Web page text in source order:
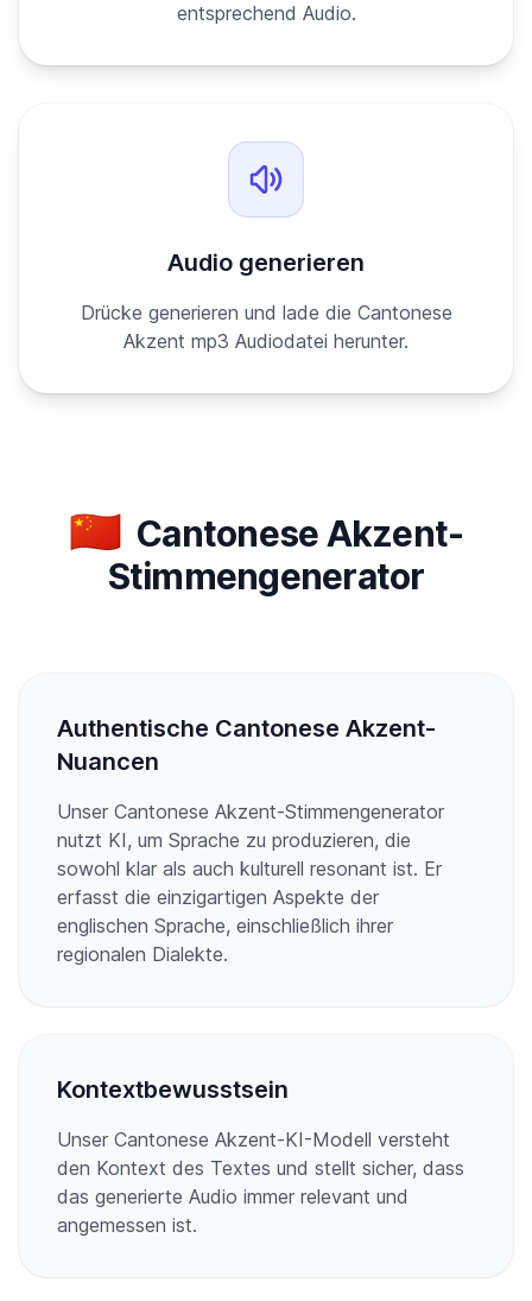
entsprechend Audio.
Audio generieren
Drücke generieren und lade die Cantonese
Akzent mp3 Audiodatei herunter.
🇨🇳 Cantonese Akzent-
Stimmengenerator
Authentische Cantonese Akzent-
Nuancen
Unser Cantonese Akzent-Stimmengenerator
nutzt KI, um Sprache zu produzieren, die
sowohl klar als auch kulturell resonant ist. Er
erfasst die einzigartigen Aspekte der
englischen Sprache, einschließlich ihrer
regionalen Dialekte.
Kontextbewusstsein
Unser Cantonese Akzent-KI-Modell versteht
den Kontext des Textes und stellt sicher, dass
das generierte Audio immer relevant und
angemessen ist.